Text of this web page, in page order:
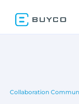
Collaboration